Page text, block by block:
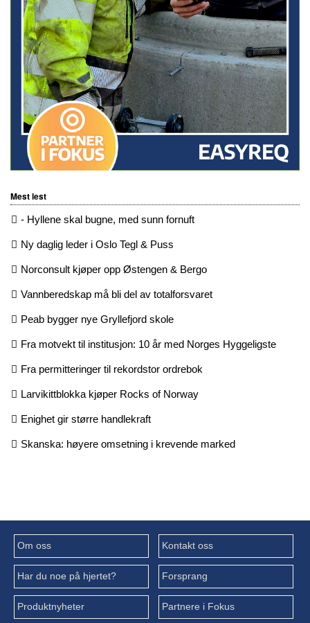
Mest lest
- Hyllene skal bugne, med sunn fornuft
Ny daglig leder i Oslo Tegl & Puss
Norconsult kjøper opp Østengen & Bergo
Vannberedskap må bli del av totalforsvaret
Peab bygger nye Gryllefjord skole
Fra motvekt til institusjon: 10 år med Norges Hyggeligste
Fra permitteringer til rekordstor ordrebok
Larvikittblokka kjøper Rocks of Norway
Enighet gir større handlekraft
Skanska: høyere omsetning i krevende marked
Om oss Kontakt oss
Har du noe på hjertet? Forsprang
Produktnyheter Partnere i Fokus